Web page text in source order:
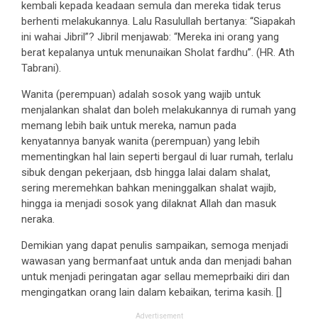
kembali kepada keadaan semula dan mereka tidak terus
berhenti melakukannya. Lalu Rasulullah bertanya: “Siapakah
ini wahai Jibril”? Jibril menjawab: “Mereka ini orang yang
berat kepalanya untuk menunaikan Sholat fardhu”. (HR. Ath
Tabrani).
Wanita (perempuan) adalah sosok yang wajib untuk
menjalankan shalat dan boleh melakukannya di rumah yang
memang lebih baik untuk mereka, namun pada
kenyatannya banyak wanita (perempuan) yang lebih
mementingkan hal lain seperti bergaul di luar rumah, terlalu
sibuk dengan pekerjaan, dsb hingga lalai dalam shalat,
sering meremehkan bahkan meninggalkan shalat wajib,
hingga ia menjadi sosok yang dilaknat Allah dan masuk
neraka.
Demikian yang dapat penulis sampaikan, semoga menjadi
wawasan yang bermanfaat untuk anda dan menjadi bahan
untuk menjadi peringatan agar sellau memeprbaiki diri dan
mengingatkan orang lain dalam kebaikan, terima kasih. []
Advertisement